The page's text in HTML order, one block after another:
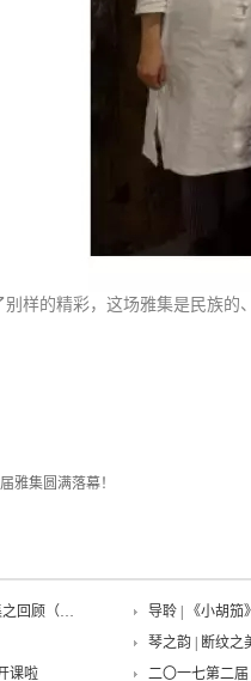
样的精彩，这场雅集是民族
雅集圆满落幕！
导聆 | 《小胡
琴之韵 | 断纹之
课啦
二〇一七第二